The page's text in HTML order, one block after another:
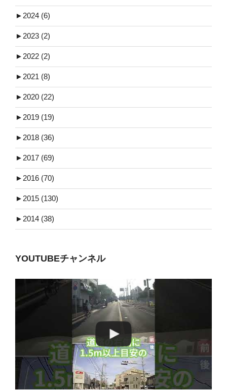
► 2024 (6)
► 2023 (2)
► 2022 (2)
► 2021 (8)
► 2020 (22)
► 2019 (19)
► 2018 (36)
► 2017 (69)
► 2016 (70)
► 2015 (130)
► 2014 (38)
YOUTUBEチャンネル